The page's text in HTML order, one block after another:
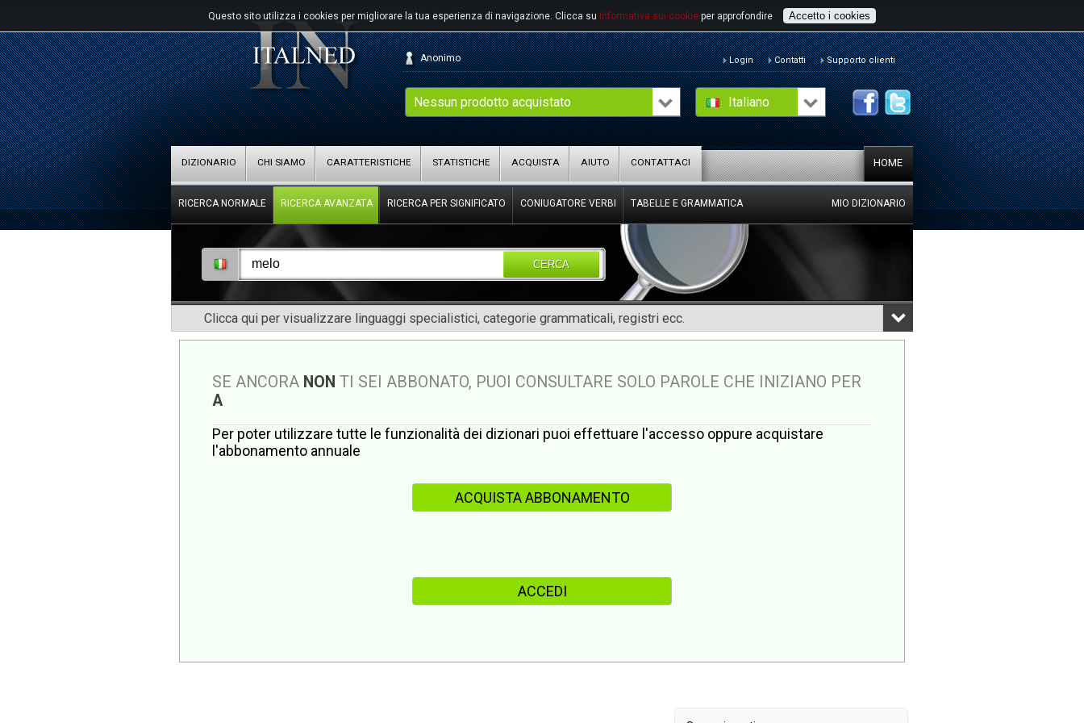
Questo sito utilizza i cookies per migliorare la tua esperienza di navigazione. Clicca su Informativa sui cookie per approfondire Accetto i cookies
Italiano
Nessun prodotto acquistato
Anonimo Login Contatti Supporto clienti
HOME
DIZIONARIO CHI SIAMO CARATTERISTICHE STATISTICHE ACQUISTA AIUTO CONTATTACI
RICERCA NORMALE RICERCA AVANZATA RICERCA PER SIGNIFICATO CONIUGATORE VERBI TABELLE E GRAMMATICA MIO DIZIONARIO
CERCA
Clicca qui per visualizzare linguaggi specialistici, categorie grammaticali, registri ecc.
SE ANCORA NON TI SEI ABBONATO, PUOI CONSULTARE SOLO PAROLE CHE INIZIANO PER
A
Per poter utilizzare tutte le funzionalità dei dizionari puoi effettuare l'accesso oppure acquistare
l'abbonamento annuale
ACQUISTA ABBONAMENTO
ACCEDI